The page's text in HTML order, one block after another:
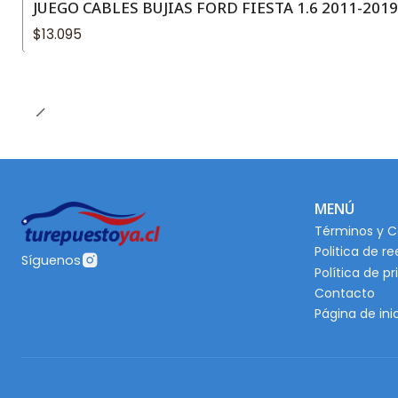
JUEGO CABLES BUJIAS FORD FIESTA 1.6 2011-
$13.095
Síguenos
MENÚ
Términos y
Politica de
Política de
Contacto
Página de